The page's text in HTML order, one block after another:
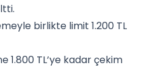
birlikte limit 1.200 TL
1.800 TL’ye kadar çekim